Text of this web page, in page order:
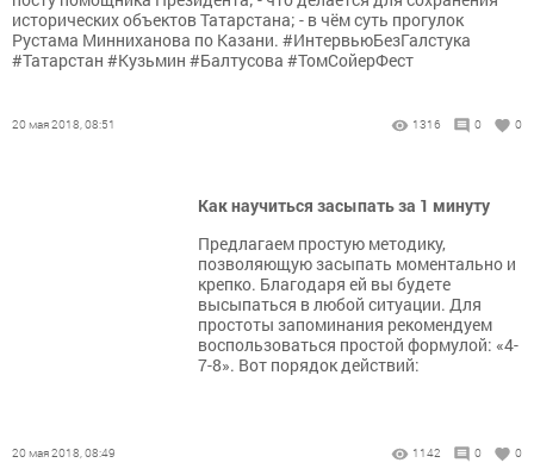
исторических объектов Татарстана; - в чём суть прогулок
Рустама Минниханова по Казани. #ИнтервьюБезГалстука
#Татарстан #Кузьмин #Балтусова #ТомСойерФест
20 мая 2018, 08:51 1316 0 0
Как научиться засыпать за 1 минуту
Предлагаем простую методику,
позволяющую засыпать моментально и
крепко. Благодаря ей вы будете
высыпаться в любой ситуации. Для
простоты запоминания рекомендуем
воспользоваться простой формулой: «4-
7-8». Вот порядок действий:
20 мая 2018, 08:49 1142 0 0